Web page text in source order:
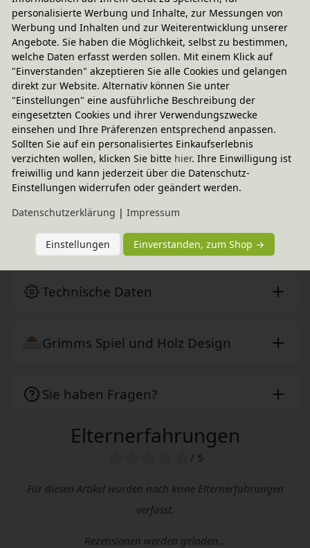
Fairer Paketversand
2,95 € innerhalb ...
Sofort lieferbar- Versand heute!
CO2-neutraler Paketversand
weitere Informationen
Technische Daten
Grimms Spiel und Holz Design
Sie haben Fragen?
Elternerfahrungen
/ 5
Für diesen Artikel wurden noch keine Elternerfahrungen
verfasst.
Rezensionen werden geladen...
personalisierte Werbung und Inhalte, zur Messungen von
Werbung und Inhalten und zur Weiterentwicklung unserer
Angebote. Sie haben die Möglichkeit, selbst zu bestimmen,
welche Daten erfasst werden sollen. Mit einem Klick auf
"Einverstanden" akzeptieren Sie alle Cookies und gelangen
direkt zur Website. Alternativ können Sie unter
"Einstellungen" eine ausführliche Beschreibung der
eingesetzten Cookies und ihrer Verwendungszwecke
einsehen und Ihre Präferenzen entsprechend anpassen.
Sollten Sie auf ein personalisiertes Einkaufserlebnis
verzichten wollen, klicken Sie bitte hier. Ihre Einwilligung ist
freiwillig und kann jederzeit über die Datenschutz-
Einstellungen widerrufen oder geändert werden.
Daten­schutz­erklärung | Impressum
Einstellungen Einverstanden, zum Shop →